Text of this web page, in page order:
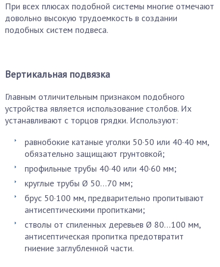
При всех плюсах подобной системы многие отмечают
довольно высокую трудоемкость в создании
подобных систем подвеса.
Вертикальная подвязка
Главным отличительным признаком подобного
устройства является использование столбов. Их
устанавливают с торцов грядки. Используют:
равнобокие катаные уголки 50·50 или 40·40 мм,
обязательно защищают грунтовкой;
профильные трубы 40·40 или 40·60 мм;
круглые трубы Ø 50…70 мм;
брус 50·100 мм, предварительно пропитывают
антисептическими пропитками;
стволы от спиленных деревьев Ø 80…100 мм,
антисептическая пропитка предотвратит
гниение заглубленной части.